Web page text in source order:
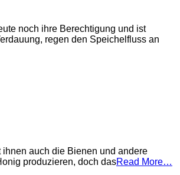
noch ihre Berechtigung und ist
regen den Speichelfluss an
auch die Bienen und andere
produzieren, doch dasRead More…